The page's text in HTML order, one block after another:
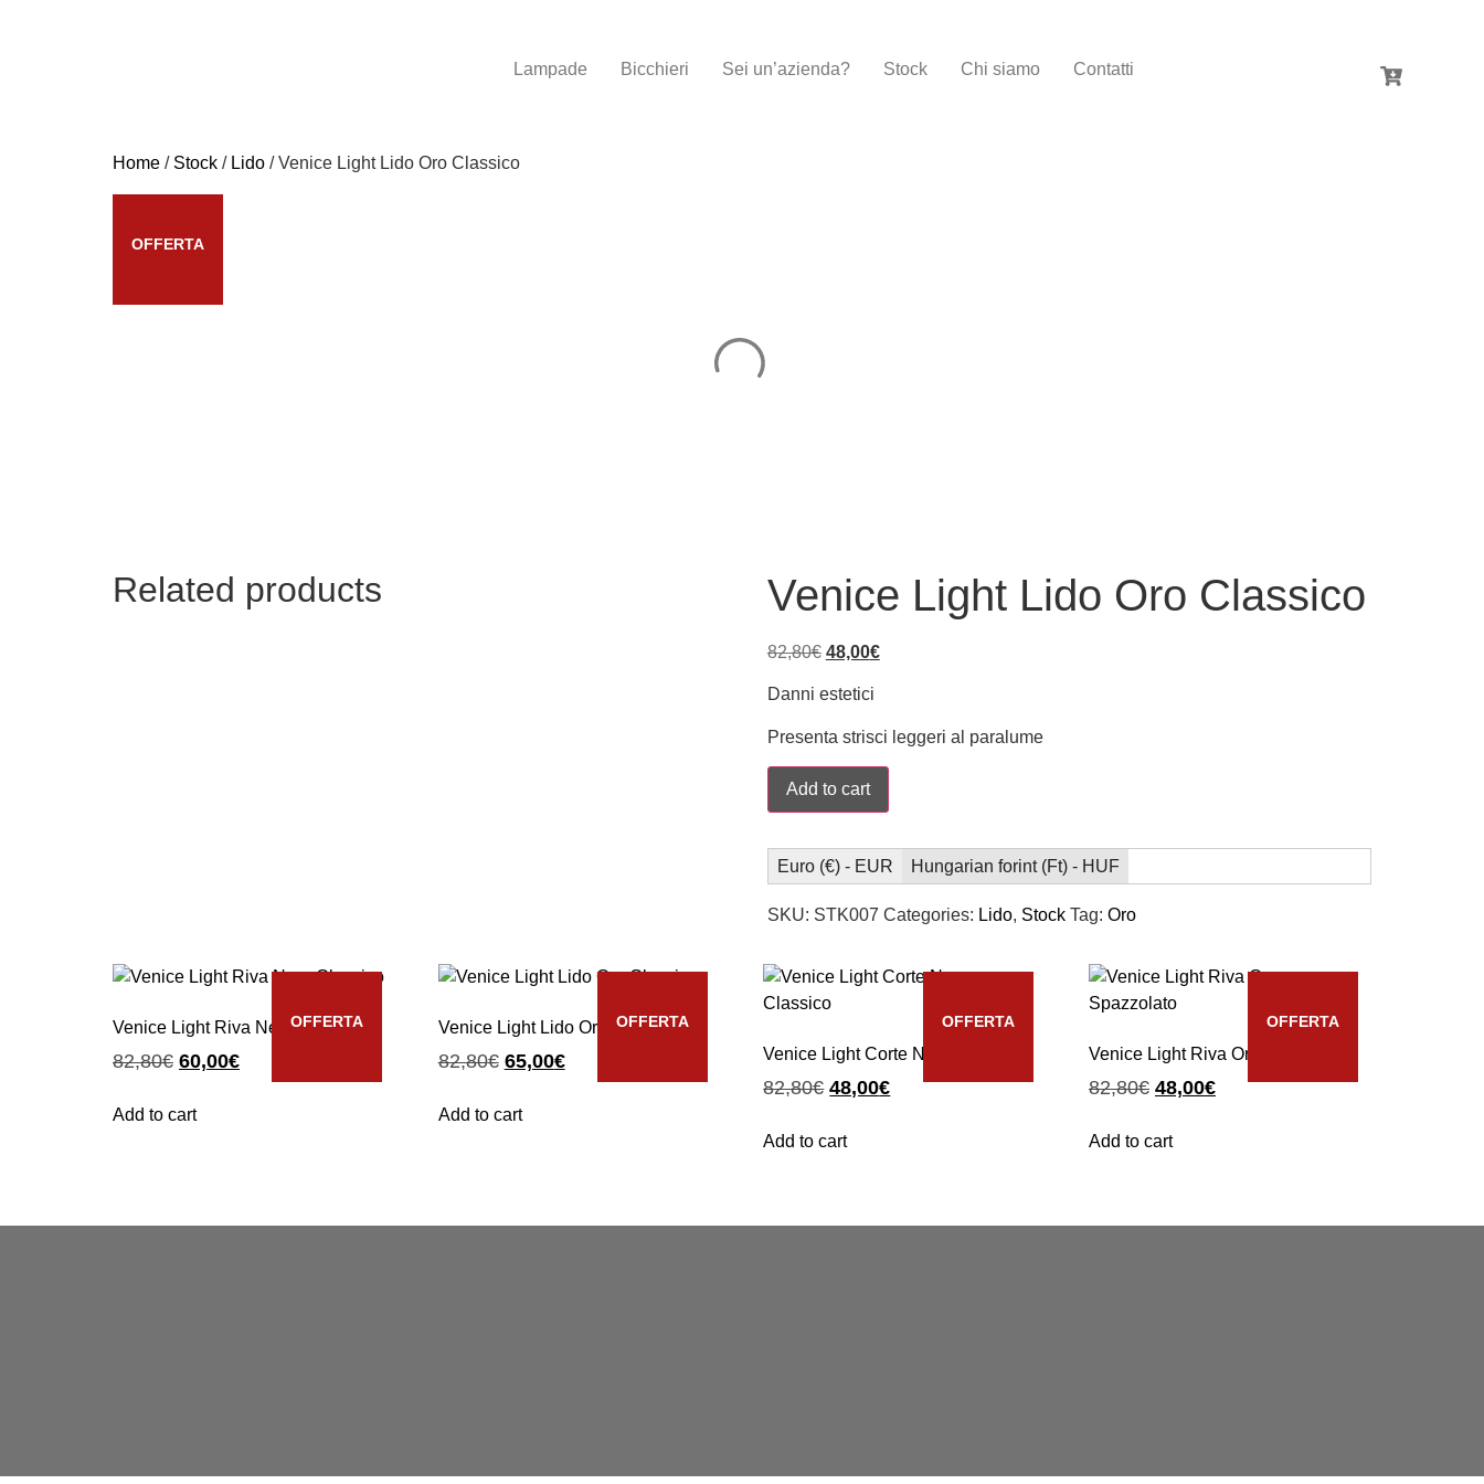
Lampade Bicchieri Sei un’azienda? Stock Chi siamo Contatti
Home / Stock / Lido / Venice Light Lido Oro Classico
OFFERTA
Venice Light Lido Oro Classico
82,80€ 48,00€
Danni estetici
Presenta strisci leggeri al paralume
Add to cart
Euro (€) - EUR Hungarian forint (Ft) - HUF
SKU: STK007 Categories: Lido, Stock Tag: Oro
Related products
OFFERTA
Venice Light Riva Nero Classico
82,80€ 60,00€
Add to cart
OFFERTA
Venice Light Lido Oro Classico
82,80€ 65,00€
Add to cart
OFFERTA
Venice Light Corte Nero Classico
82,80€ 48,00€
Add to cart
OFFERTA
Venice Light Riva Oro Spazzolato
82,80€ 48,00€
Add to cart